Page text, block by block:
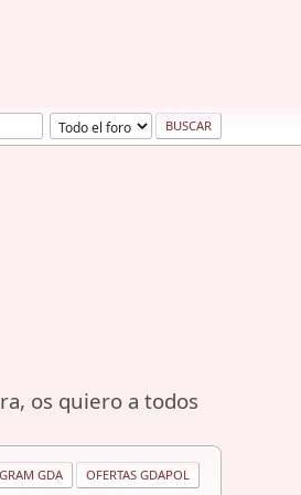
os quiero a todos
GDA OFERTAS GDAPOL